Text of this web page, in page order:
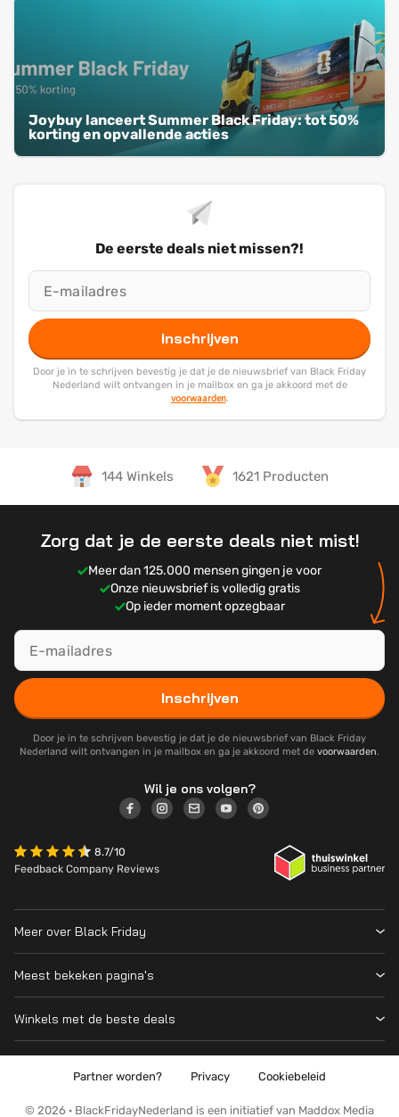
Joybuy lanceert Summer Black Friday: tot 50%
korting en opvallende acties
De eerste deals niet missen?!
Inschrijven
Door je in te schrijven bevestig je dat je de nieuwsbrief van Black Friday
Nederland wilt ontvangen in je mailbox en ga je akkoord met de
voorwaarden.
144 Winkels 1621 Producten
Zorg dat je de eerste deals niet mist!
Meer dan 125.000 mensen gingen je voor
Onze nieuwsbrief is volledig gratis
Op ieder moment opzegbaar
Inschrijven
Door je in te schrijven bevestig je dat je de nieuwsbrief van Black Friday
Nederland wilt ontvangen in je mailbox en ga je akkoord met de voorwaarden.
Wil je ons volgen?
8.7/10
Feedback Company Reviews
Meer over Black Friday
Wanneer is Black Friday?
Cyber Monday 2026
Over ons
Kennis en advies
Meest bekeken pagina's
Prijsvergelijker
PS5
Winkels met de beste deals
© 2026 · BlackFridayNederland is een initiatief van Maddox Media
Partner worden? Privacy Cookiebeleid